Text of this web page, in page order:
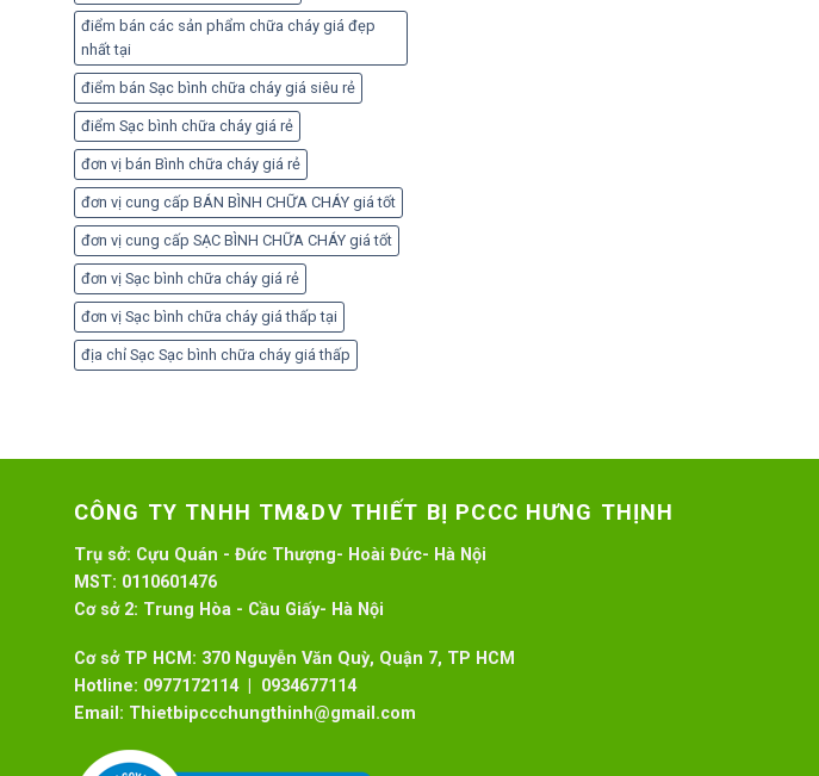
điểm bán các sản phẩm chữa cháy giá đẹp
nhất tại
điểm bán Sạc bình chữa cháy giá siêu rẻ
điểm Sạc bình chữa cháy giá rẻ
đơn vị bán Bình chữa cháy giá rẻ
đơn vị cung cấp BÁN BÌNH CHỮA CHÁY giá tốt
đơn vị cung cấp SẠC BÌNH CHỮA CHÁY giá tốt
đơn vị Sạc bình chữa cháy giá rẻ
đơn vị Sạc bình chữa cháy giá thấp tại
địa chỉ Sạc Sạc bình chữa cháy giá thấp
CÔNG TY TNHH TM&DV THIẾT BỊ PCCC HƯNG THỊNH
Trụ sở: Cựu Quán - Đức Thượng- Hoài Đức- Hà Nội
MST: 0110601476
Cơ sở 2: Trung Hòa - Cầu Giấy- Hà Nội
Cơ sở TP HCM: 370 Nguyễn Văn Quỳ, Quận 7, TP HCM
Hotline: 0977172114 | 0934677114
Email: Thietbipccchungthinh@gmail.com